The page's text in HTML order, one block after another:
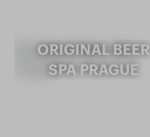
ORIGINAL BEER
SPA PRAGUE